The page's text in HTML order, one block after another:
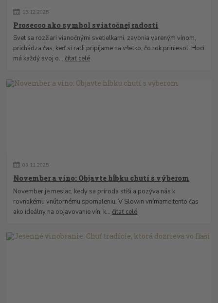
15. 12.2025
Prosecco ako symbol sviatočnej radosti
Svet sa rozžiari vianočnými svetielkami, zavonia vareným vínom,
prichádza čas, keď si radi pripíjame na všetko, čo rok priniesol. Hoci
má každý svoj o...čítať celé
03. 11.2025
November a víno: Objavte hĺbku chutí s výberom
November je mesiac, kedy sa príroda stíši a pozýva nás k
rovnakému vnútornému spomaleniu. V Slowin vnímame tento čas
ako ideálny na objavovanie vín, k...čítať celé